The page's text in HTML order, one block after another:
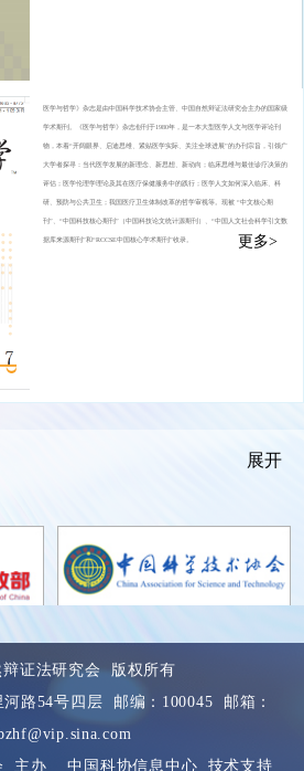
医学与哲学》杂志是由中国科学技术协会主管、中国自然辩证法研究会主办的国家级
学术期刊。《医学与哲学》杂志创刊于1980年，是一本大型医学人文与医学评论刊
物，本着“开阔眼界、启迪思维、紧贴医学实际、关注全球进展”的办刊宗旨，引领广
大学者探寻：当代医学发展的新理念、新思想、新动向；临床思维与最佳诊疗决策的
评估；医学伦理学理论及其在医疗保健服务中的践行；医学人文如何深入临床、科
研、预防与公共卫生；我国医疗卫生体制改革的哲学审视等。现被 “中文核心期
刊”、“中国科技核心期刊”（中国科技论文统计源期刊）、“中国人文社会科学引文数
据库来源期刊”和“RCCSE中国核心学术期刊”收录。 更多>
展开
辩证法研究会 版权所有
路54号四层 邮编：100045 邮箱：
主办 中国科协信息中心 技术支持